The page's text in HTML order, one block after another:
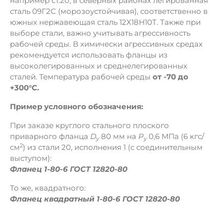
сталь 09Г2С (морозоустойчивая), соответственно в
южных нержавеющая сталь 12Х18Н10Т. Также при
выборе стали, важно учитывать агрессивность
рабочей среды. В химически агрессивных средах
рекомендуется использовать фланцы из
высоколегированных и среднелегированных
сталей. Температура рабочей среды от -70 до
+300°C.
Пример условного обозначения:
При заказе круглого стального плоского
приварного фланца Dy80 мм на Ру0,6 МПа (6 кгс/
см2) из стали 20, исполнения 1 (с соединительным
выступом):
Фланец 1-80-6 ГОСТ 12820-80
То же, квадратного:
Фланец квадратный 1-80-6 ГОСТ 12820-80